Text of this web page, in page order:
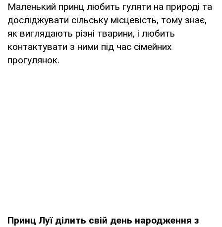
Маленький принц любить гуляти на природі та
досліджувати сільську місцевість, тому знає,
як виглядають різні тварини, і любить
контактувати з ними під час сімейних
прогулянок.
Принц Луї ділить свій день народження з